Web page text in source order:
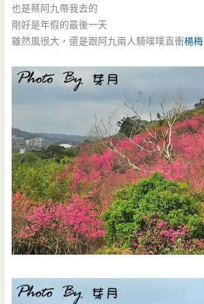
也是蔡阿九帶我去的
剛好是年假的最後一天
雖然風很大，還是跟阿九兩人騎噗噗直衝楊梅